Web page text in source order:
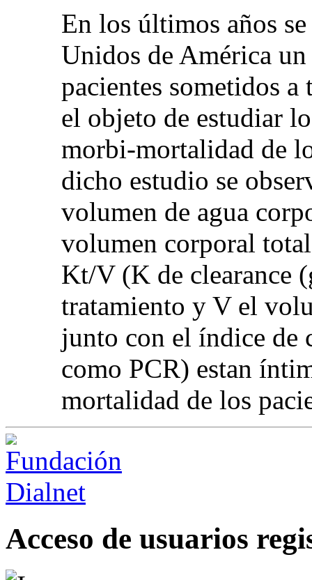
En los últimos años
Unidos de América
pacientes sometidos
el objeto de estudiar
morbi-mortalidad de
dicho estudio se
volumen de agua
volumen corporal
Kt/V (K de clearance
tratamiento y V el
junto con el índice de
como PCR) estan
mortalidad de los
Acceso de usuarios